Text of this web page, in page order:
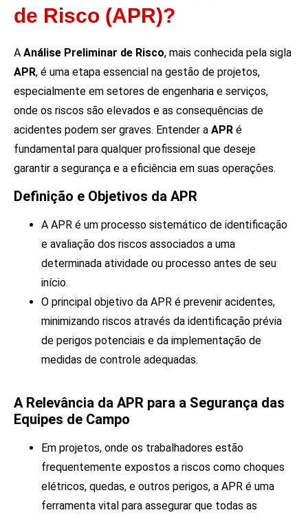
de Risco (APR)?
A Análise Preliminar de Risco, mais conhecida pela sigla
APR, é uma etapa essencial na gestão de projetos,
especialmente em setores de engenharia e serviços,
onde os riscos são elevados e as consequências de
acidentes podem ser graves. Entender a APR é
fundamental para qualquer profissional que deseje
garantir a segurança e a eficiência em suas operações.
Definição e Objetivos da APR
A APR é um processo sistemático de identificação
e avaliação dos riscos associados a uma
determinada atividade ou processo antes de seu
início.
O principal objetivo da APR é prevenir acidentes,
minimizando riscos através da identificação prévia
de perigos potenciais e da implementação de
medidas de controle adequadas.
A Relevância da APR para a Segurança das
Equipes de Campo
Em projetos, onde os trabalhadores estão
frequentemente expostos a riscos como choques
elétricos, quedas, e outros perigos, a APR é uma
ferramenta vital para assegurar que todas as